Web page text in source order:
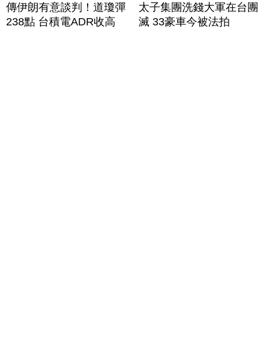
傳伊朗有意談判！道瓊彈
238點 台積電ADR收高
太子集團洗錢大軍在台團
滅 33豪車今被法拍